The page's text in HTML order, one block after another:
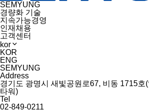
SEMYUNG
경량화 기술
지속가능경영
인재채용
고객센터
kor
KOR
ENG
SEMYUNG
Address
경기도 광명시 새빛공원로67, 비동 1715호(
타워)
Tel
02-849-0211